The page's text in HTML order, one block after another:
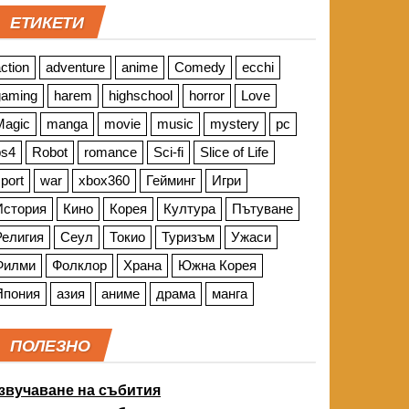
ЕТИКЕТИ
adventure anime Comedy
ecchi
harem highschool horror
Love
manga movie music mystery
pc
Robot romance Sci-fi
Slice of Life
war xbox360 Гейминг
Игри
Кино Корея Култура
Пътуване
Сеул Токио Туризъм
Ужаси
Фолклор Храна
Южна Корея
азия аниме драма манга
ПОЛЕЗНО
на събития